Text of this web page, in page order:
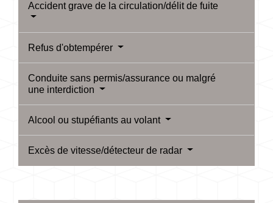
Accident grave de la circulation/délit de fuite
Refus d'obtempérer
Conduite sans permis/assurance ou malgré
une interdiction
Alcool ou stupéfiants au volant
Excès de vitesse/détecteur de radar